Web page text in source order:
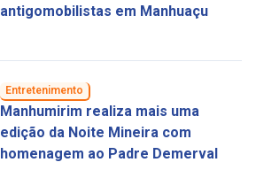
antigomobilistas em Manhuaçu
Entretenimento
Manhumirim realiza mais uma
edição da Noite Mineira com
homenagem ao Padre Demerval